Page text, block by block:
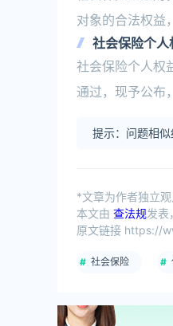
对象的合法权益
社会保险个
社会保险个人权
通过，现予公布
提示：问题相
*文章为作者独立
本文由 查法规发表
原文链接 https://
社会保险